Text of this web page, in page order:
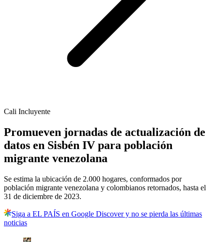
Cali Incluyente
Promueven jornadas de actualización de
datos en Sisbén IV para población
migrante venezolana
Se estima la ubicación de 2.000 hogares, conformados por
población migrante venezolana y colombianos retornados, hasta el
31 de diciembre de 2023.
Siga a EL PAÍS en Google Discover y no se pierda las últimas
noticias